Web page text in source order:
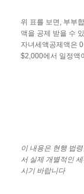
위 표를 보면, 부부
액을 공제 받을 수
자녀세액공제액은
$2,000에서 일정액
이 내용은 현행 법
서 실제 개별적인
시기 바랍니다